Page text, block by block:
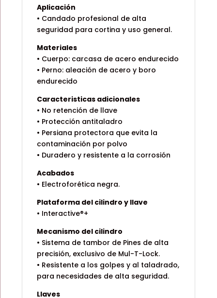
Aplicación
• Candado profesional de alta
seguridad para cortina y uso general.
Materiales
• Cuerpo: carcasa de acero endurecido
• Perno: aleación de acero y boro
endurecido
Caracteristicas adicionales
• No retención de llave
• Protección antitaladro
• Persiana protectora que evita la
contaminación por polvo
• Duradero y resistente a la corrosión
Acabados
• Electroforética negra.
Plataforma del cilindro y llave
• Interactive®+
Mecanismo del cilindro
• Sistema de tambor de Pines de alta
precisión, exclusivo de Mul-T-Lock.
• Resistente a los golpes y al taladrado,
para necesidades de alta seguridad.
Llaves